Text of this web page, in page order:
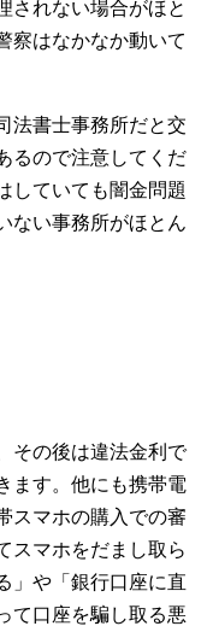
されない場合がほと
察はなかなか動いて
法書士事務所だと交
るので注意してくだ
していても闇金問題
ない事務所がほとん
その後は違法金利で
ます。他にも携帯電
スマホの購入での審
スマホをだまし取ら
」や「銀行口座に直
て口座を騙し取る悪